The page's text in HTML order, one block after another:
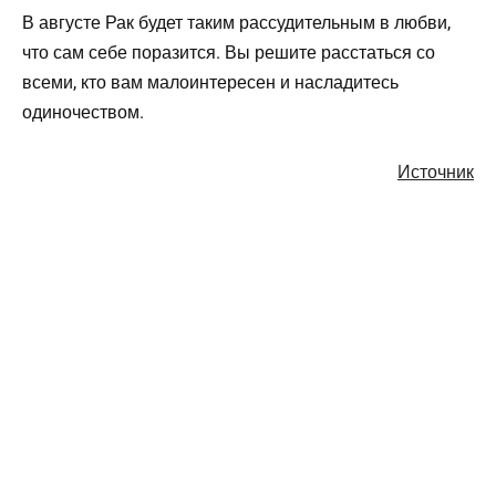
В августе Рак будет таким рассудительным в любви,
что сам себе поразится. Вы решите расстаться со
всеми, кто вам малоинтересен и насладитесь
одиночеством.
Источник